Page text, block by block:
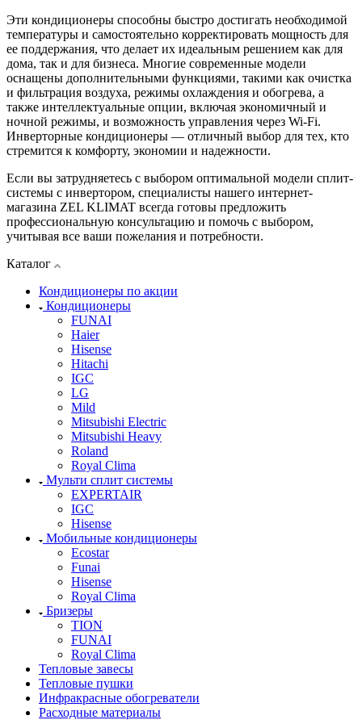
Эти кондиционеры способны быстро достигать необходимой
температуры и самостоятельно корректировать мощность для
ее поддержания, что делает их идеальным решением как для
дома, так и для бизнеса. Многие современные модели
оснащены дополнительными функциями, такими как очистка
и фильтрация воздуха, режимы охлаждения и обогрева, а
также интеллектуальные опции, включая экономичный и
ночной режимы, и возможность управления через Wi-Fi.
Инверторные кондиционеры — отличный выбор для тех, кто
стремится к комфорту, экономии и надежности.
Если вы затрудняетесь с выбором оптимальной модели сплит-
системы с инвертором, специалисты нашего интернет-
магазина ZEL KLIMAT всегда готовы предложить
профессиональную консультацию и помочь с выбором,
учитывая все ваши пожелания и потребности.
Каталог
Кондиционеры по акции
Кондиционеры
FUNAI
Haier
Hisense
Hitachi
IGC
LG
Mild
Mitsubishi Electric
Mitsubishi Heavy
Roland
Royal Clima
Мульти сплит системы
EXPERTAIR
IGC
Hisense
Мобильные кондиционеры
Ecostar
Funai
Hisense
Royal Clima
Бризеры
TION
FUNAI
Royal Clima
Тепловые завесы
Тепловые пушки
Инфракрасные обогреватели
Расходные материалы